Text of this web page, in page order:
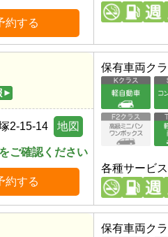
約する
2-15-14 地図
ご確認ください
約する
保有車両ク
各種サービス
保有車両ク